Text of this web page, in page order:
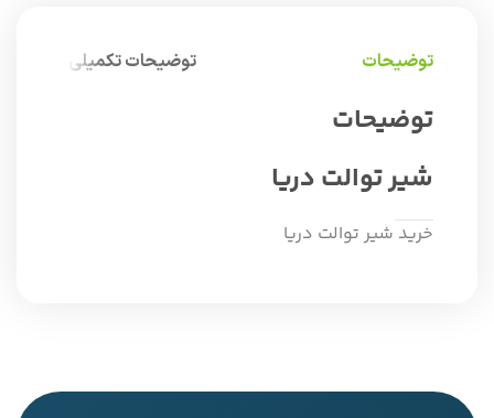
توضیحات توضیحات تکمیلی
توضیحات
شیر توالت دریا
خرید شیر توالت دریا